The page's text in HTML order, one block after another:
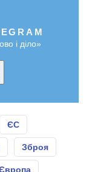
і діло»
ЄС
Зброя